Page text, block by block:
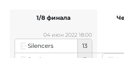
Silencers
13
04 июн 2022 18:00
1/8 финала